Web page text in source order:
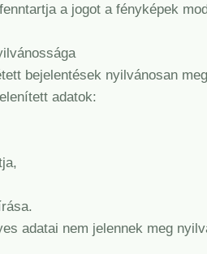
a jogot a fényképek
bejelentések nyilvánosan
adatok:
adatai nem jelennek meg